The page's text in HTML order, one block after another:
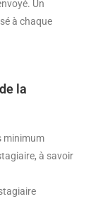
Un
à chaque
la
minimum
à savoir